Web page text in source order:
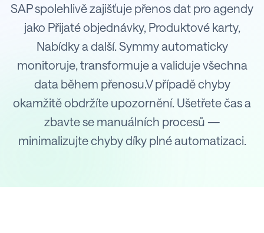
SAP spolehlivě zajišťuje přenos dat pro agendy
jako Přijaté objednávky, Produktové karty,
Nabídky a další. Symmy automaticky
monitoruje, transformuje a validuje všechna
data během přenosu.V případě chyby
okamžitě obdržíte upozornění. Ušetřete čas a
zbavte se manuálních procesů —
minimalizujte chyby díky plné automatizaci.